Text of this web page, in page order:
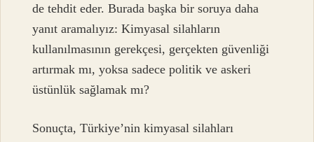
de tehdit eder. Burada başka bir soruya daha
yanıt aramalıyız: Kimyasal silahların
kullanılmasının gerekçesi, gerçekten güvenliği
artırmak mı, yoksa sadece politik ve askeri
üstünlük sağlamak mı?
Sonuçta, Türkiye’nin kimyasal silahları